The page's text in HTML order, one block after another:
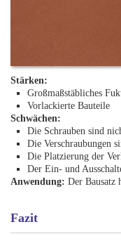
Stärken:
Großmaßstäbliches
Vorlackierte Bauteile
Schwächen:
Die Schrauben sind
Die Verschraubungen
Die Platzierung der
Der Ein- und
Anwendung:Der Bausatz
Fazit